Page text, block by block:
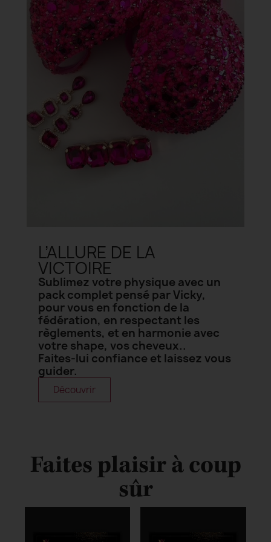
L’ALLURE DE LA
VICTOIRE
Sublimez votre physique avec un
pack complet pensé par Vicky,
pour vous en fonction de la
fédération, en respectant les
règlements, et en harmonie avec
votre shape, vos cheveux..
Faites-lui confiance et laissez vous
guider.
Découvrir
Faites plaisir à coup
sûr